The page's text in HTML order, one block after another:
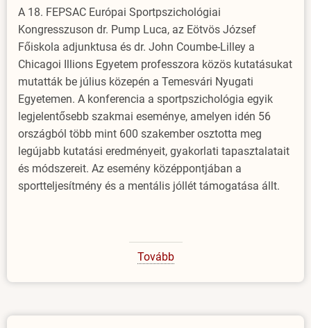
A 18. FEPSAC Európai Sportpszichológiai
Kongresszuson dr. Pump Luca, az Eötvös József
Főiskola adjunktusa és dr. John Coumbe-Lilley a
Chicagoi Illions Egyetem professzora közös kutatásukat
mutatták be július közepén a Temesvári Nyugati
Egyetemen. A konferencia a sportpszichológia egyik
legjelentősebb szakmai eseménye, amelyen idén 56
országból több mint 600 szakember osztotta meg
legújabb kutatási eredményeit, gyakorlati tapasztalatait
és módszereit. Az esemény középpontjában a
sportteljesítmény és a mentális jóllét támogatása állt.
Tovább(Amerikai